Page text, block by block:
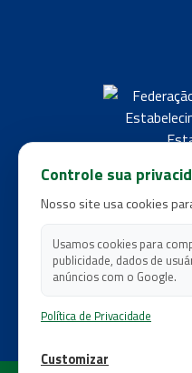
Controle sua
Nosso site usa cookies
Usamos cookies para
publicidade, dados de
anúncios com o Google.
Política de Privacidade
Customizar